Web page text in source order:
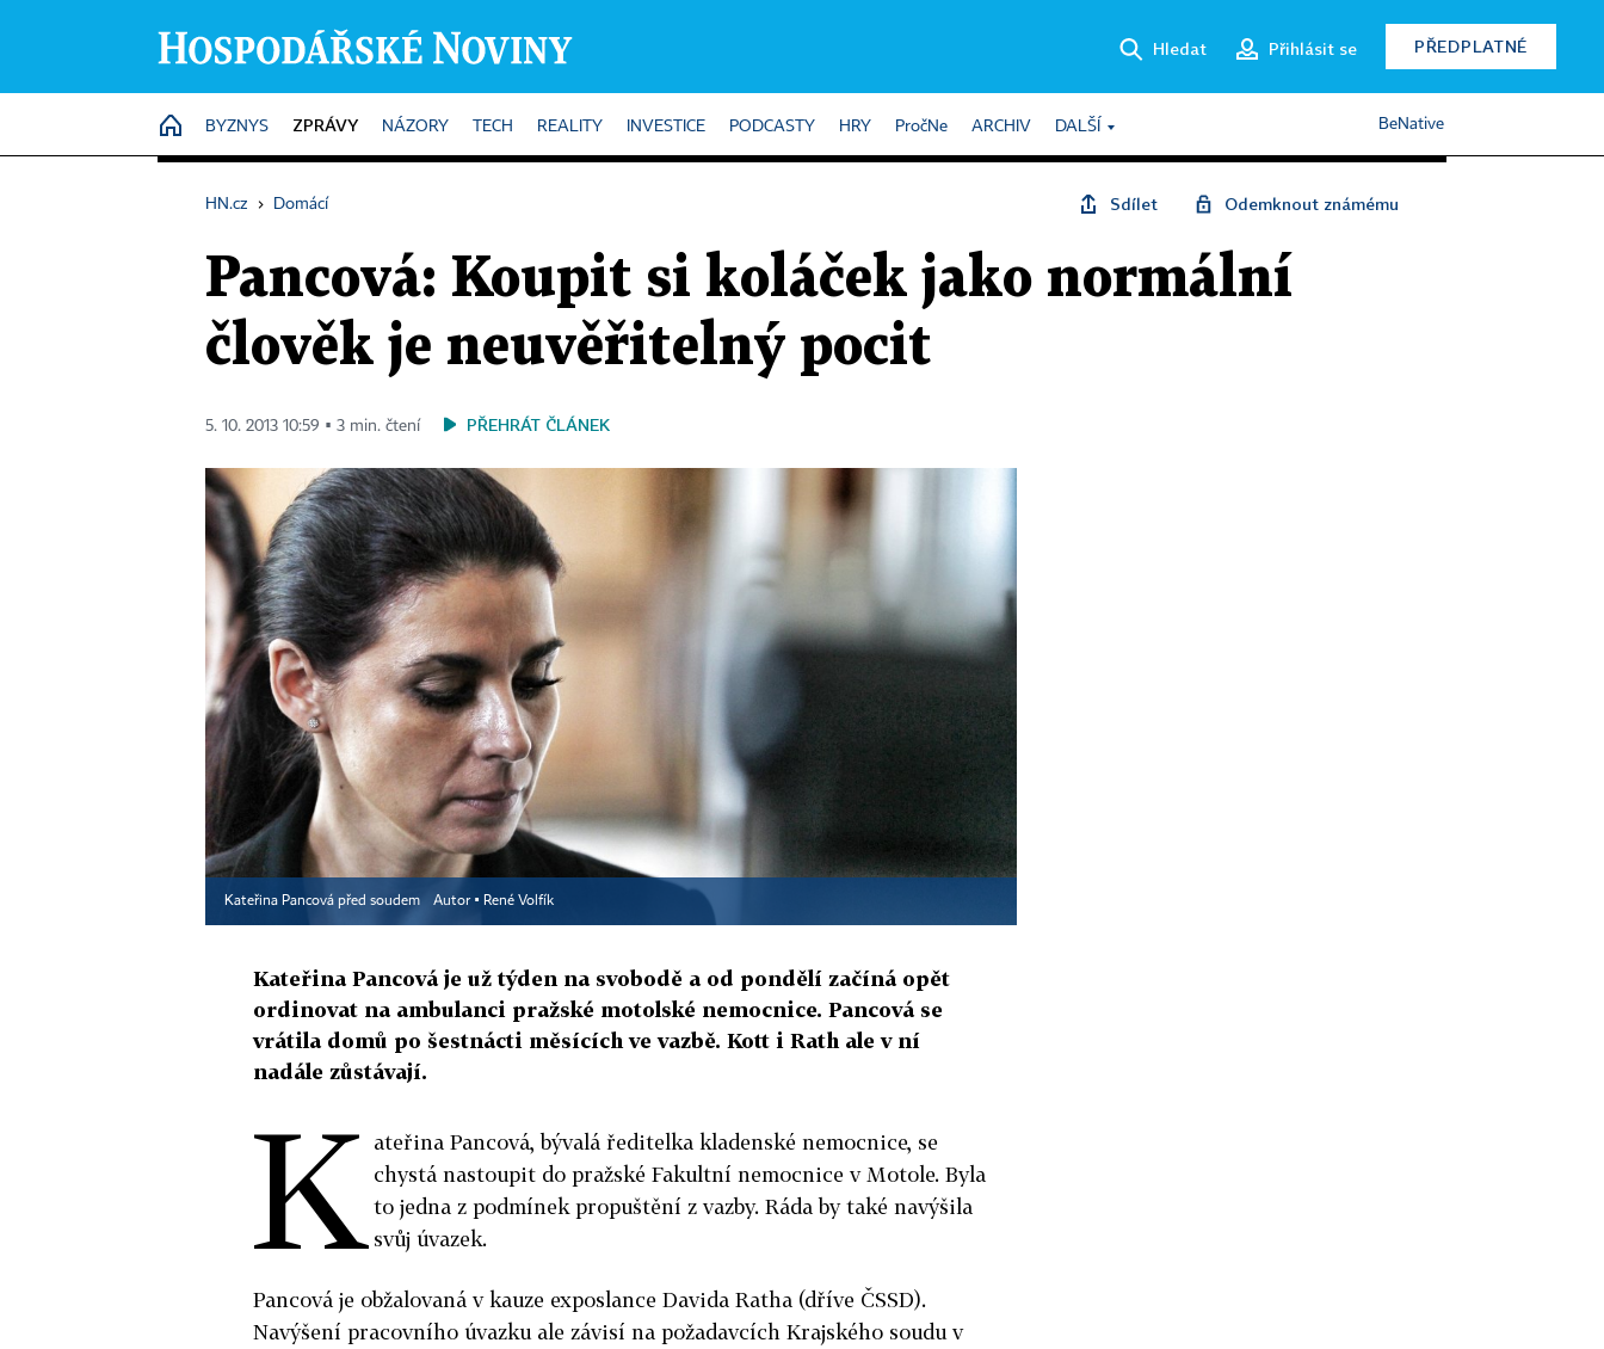
Hledat Přihlásit se PŘEDPLATNÉ
HOME
BYZNYS ZPRÁVY NÁZORY TECH REALITY INVESTICE PODCASTY HRY PročNe ARCHIV DALŠÍ BeNative
HN.cz › Domácí Sdílet Odemknout známému
Pancová: Koupit si koláček jako normální
člověk je neuvěřitelný pocit
5. 10. 2013 10:59 ▪ 3 min. čtení PŘEHRÁT ČLÁNEK
Kateřina Pancová před soudem Autor ▪ René Volfík
Kateřina Pancová je už týden na svobodě a od pondělí začíná opět
ordinovat na ambulanci pražské motolské nemocnice. Pancová se
vrátila domů po šestnácti měsících ve vazbě. Kott i Rath ale v ní
nadále zůstávají.
K ateřina Pancová, bývalá ředitelka kladenské nemocnice, se
chystá nastoupit do pražské Fakultní nemocnice v Motole. Byla
to jedna z podmínek propuštění z vazby. Ráda by také navýšila
svůj úvazek.
Pancová je obžalovaná v kauze exposlance Davida Ratha (dříve ČSSD).
Navýšení pracovního úvazku ale závisí na požadavcích Krajského soudu v